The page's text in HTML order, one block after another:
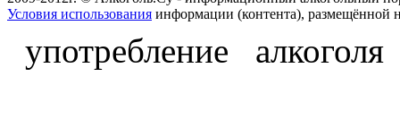
Условия использования информации (контента), размещённой
употребление